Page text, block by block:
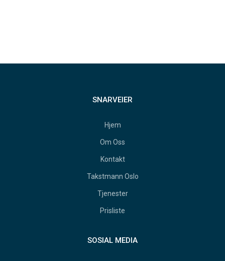
SNARVEIER
Hjem
Om Oss
Kontakt
Takstmann Oslo
Tjenester
Prisliste
SOSIAL MEDIA